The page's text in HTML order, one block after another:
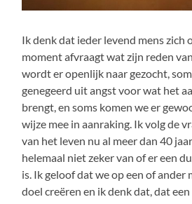
Ik denk dat ieder levend mens zich
moment afvraagt wat zijn reden
wordt er openlijk naar gezocht,
genegeerd uit angst voor wat het
brengt, en soms komen we er
wijze mee in aanraking. Ik volg de
van het leven nu al meer dan 40
helemaal niet zeker van of er een
is. Ik geloof dat we op een of ander
doel creëren en ik denk dat, dat een